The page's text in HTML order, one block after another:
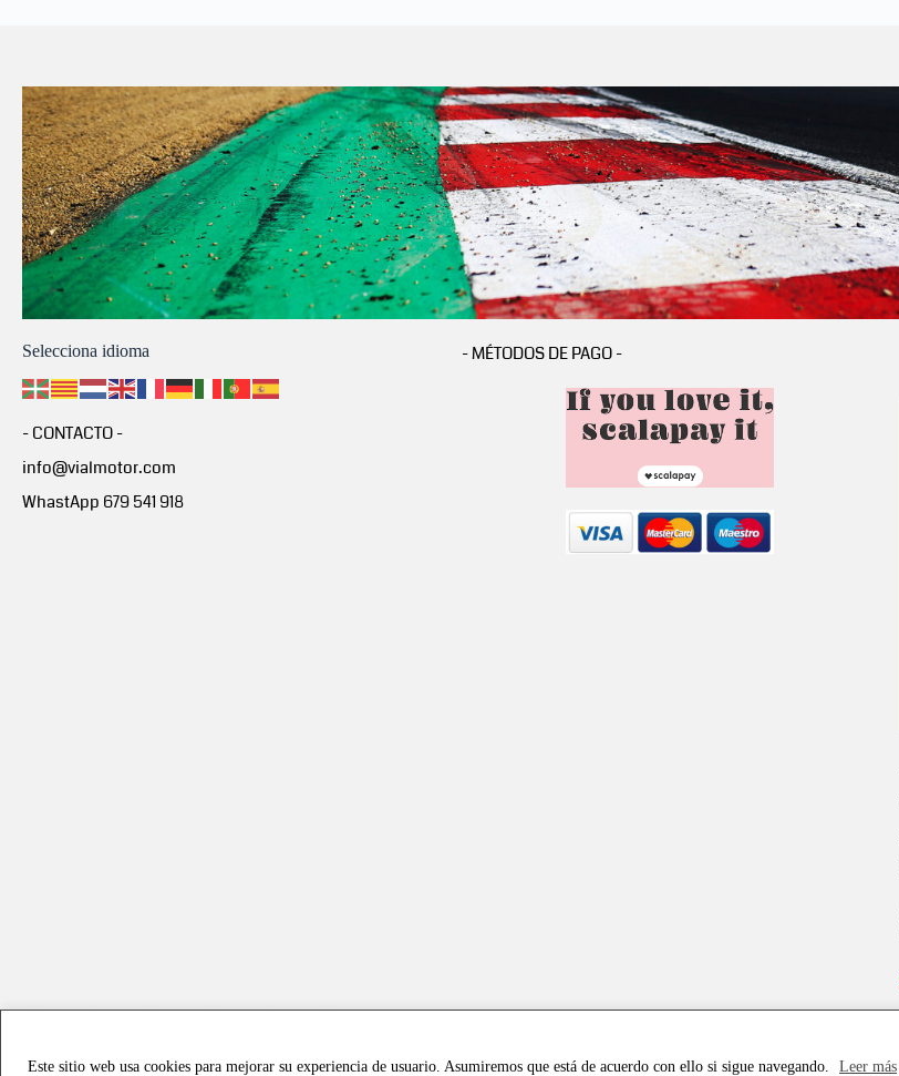
Este sitio web usa cookies para mejorar su experiencia de usuario. Asumiremos que está de acuerdo con ello si sigue navegando. Leer más
Selecciona idioma
- CONTACTO -
info@vialmotor.com
WhastApp 679 541 918
- MÉTODOS DE PAGO -